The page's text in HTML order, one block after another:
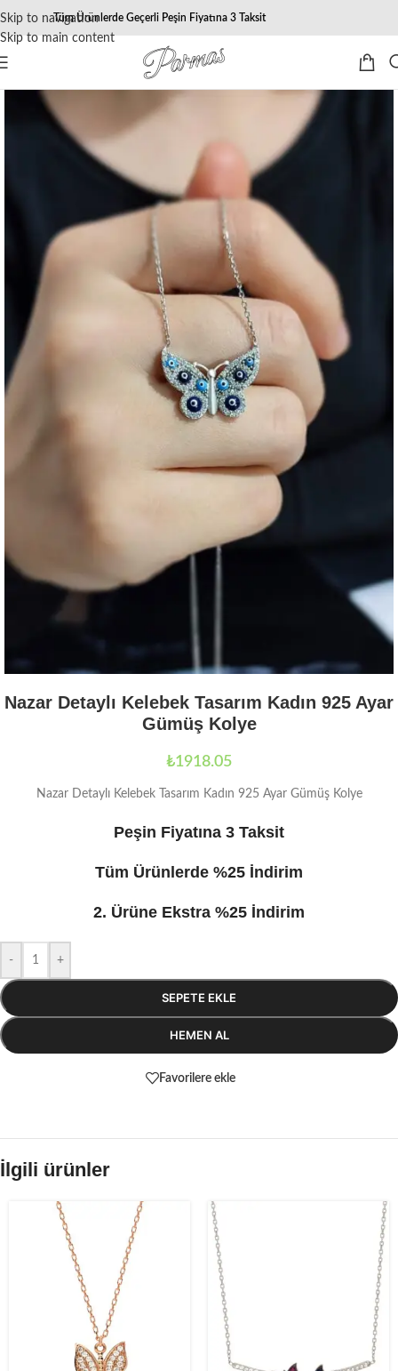
Skip to navigation
Skip to main content
Tüm Ürünlerde Geçerli Peşin Fiyatına 3 Taksit
Nazar Detaylı Kelebek Tasarım Kadın 925 Ayar
Gümüş Kolye
₺1918.05
Nazar Detaylı Kelebek Tasarım Kadın 925 Ayar Gümüş Kolye
Peşin Fiyatına 3 Taksit
Tüm Ürünlerde %25 İndirim
2. Ürüne Ekstra %25 İndirim
- +
SEPETE EKLE
HEMEN AL
Favorilere ekle
İlgili ürünler